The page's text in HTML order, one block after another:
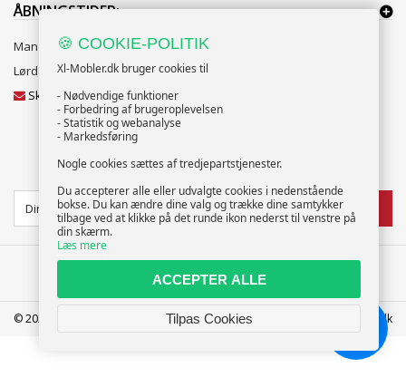
© 2025 XL-Møbler ApS | CVR: 39586207 | FREDERICIA | info@xl-mobler.dk
ÅBNINGSTIDER:
Mandag til Fredag 10:00 til 18:00
Lørdag og Søndag 10:00 til 16:00
Skriv til vores kundeservice
NYHEDSBREV
TILMELD
🍪 COOKIE-POLITIK
Xl-Mobler.dk bruger cookies til
- Nødvendige funktioner
- Forbedring af brugeroplevelsen
- Statistik og webanalyse
- Markedsføring
Nogle cookies sættes af tredjepartstjenester.
Du accepterer alle eller udvalgte cookies i nedenstående
bokse. Du kan ændre dine valg og trække dine samtykker
tilbage ved at klikke på det runde ikon nederst til venstre på
din skærm.
Læs mere
ACCEPTER ALLE
Tilpas Cookies